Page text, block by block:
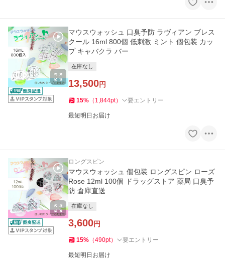
マウスウォッシュ 口臭予防 ラヴィアン ブレス
クール 16ml 800個 低刺激 ミント 個包装 カッ
プ キャバクラ バー
在庫なし
13,500円
15% （ 1,844pt） 要エントリー
最短明日お届け
ロングスピン
マウスウォッシュ 個包装 ロングスピン ローズ
Rose 12ml 100個 ドラッグストア 薬局 口臭予
防 倉庫直送
在庫なし
3,600円
15% （490pt） 要エントリー
最短明日お届け